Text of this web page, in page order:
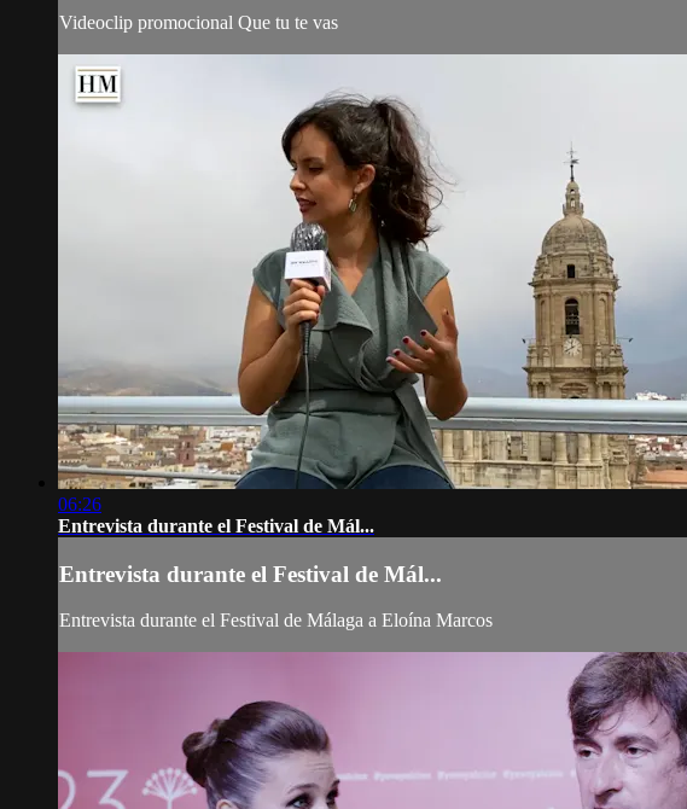
Videoclip promocional Que tu te vas
06:26
Entrevista durante el Festival de Mál...
Entrevista durante el Festival de Mál...
Entrevista durante el Festival de Málaga a Eloína Marcos